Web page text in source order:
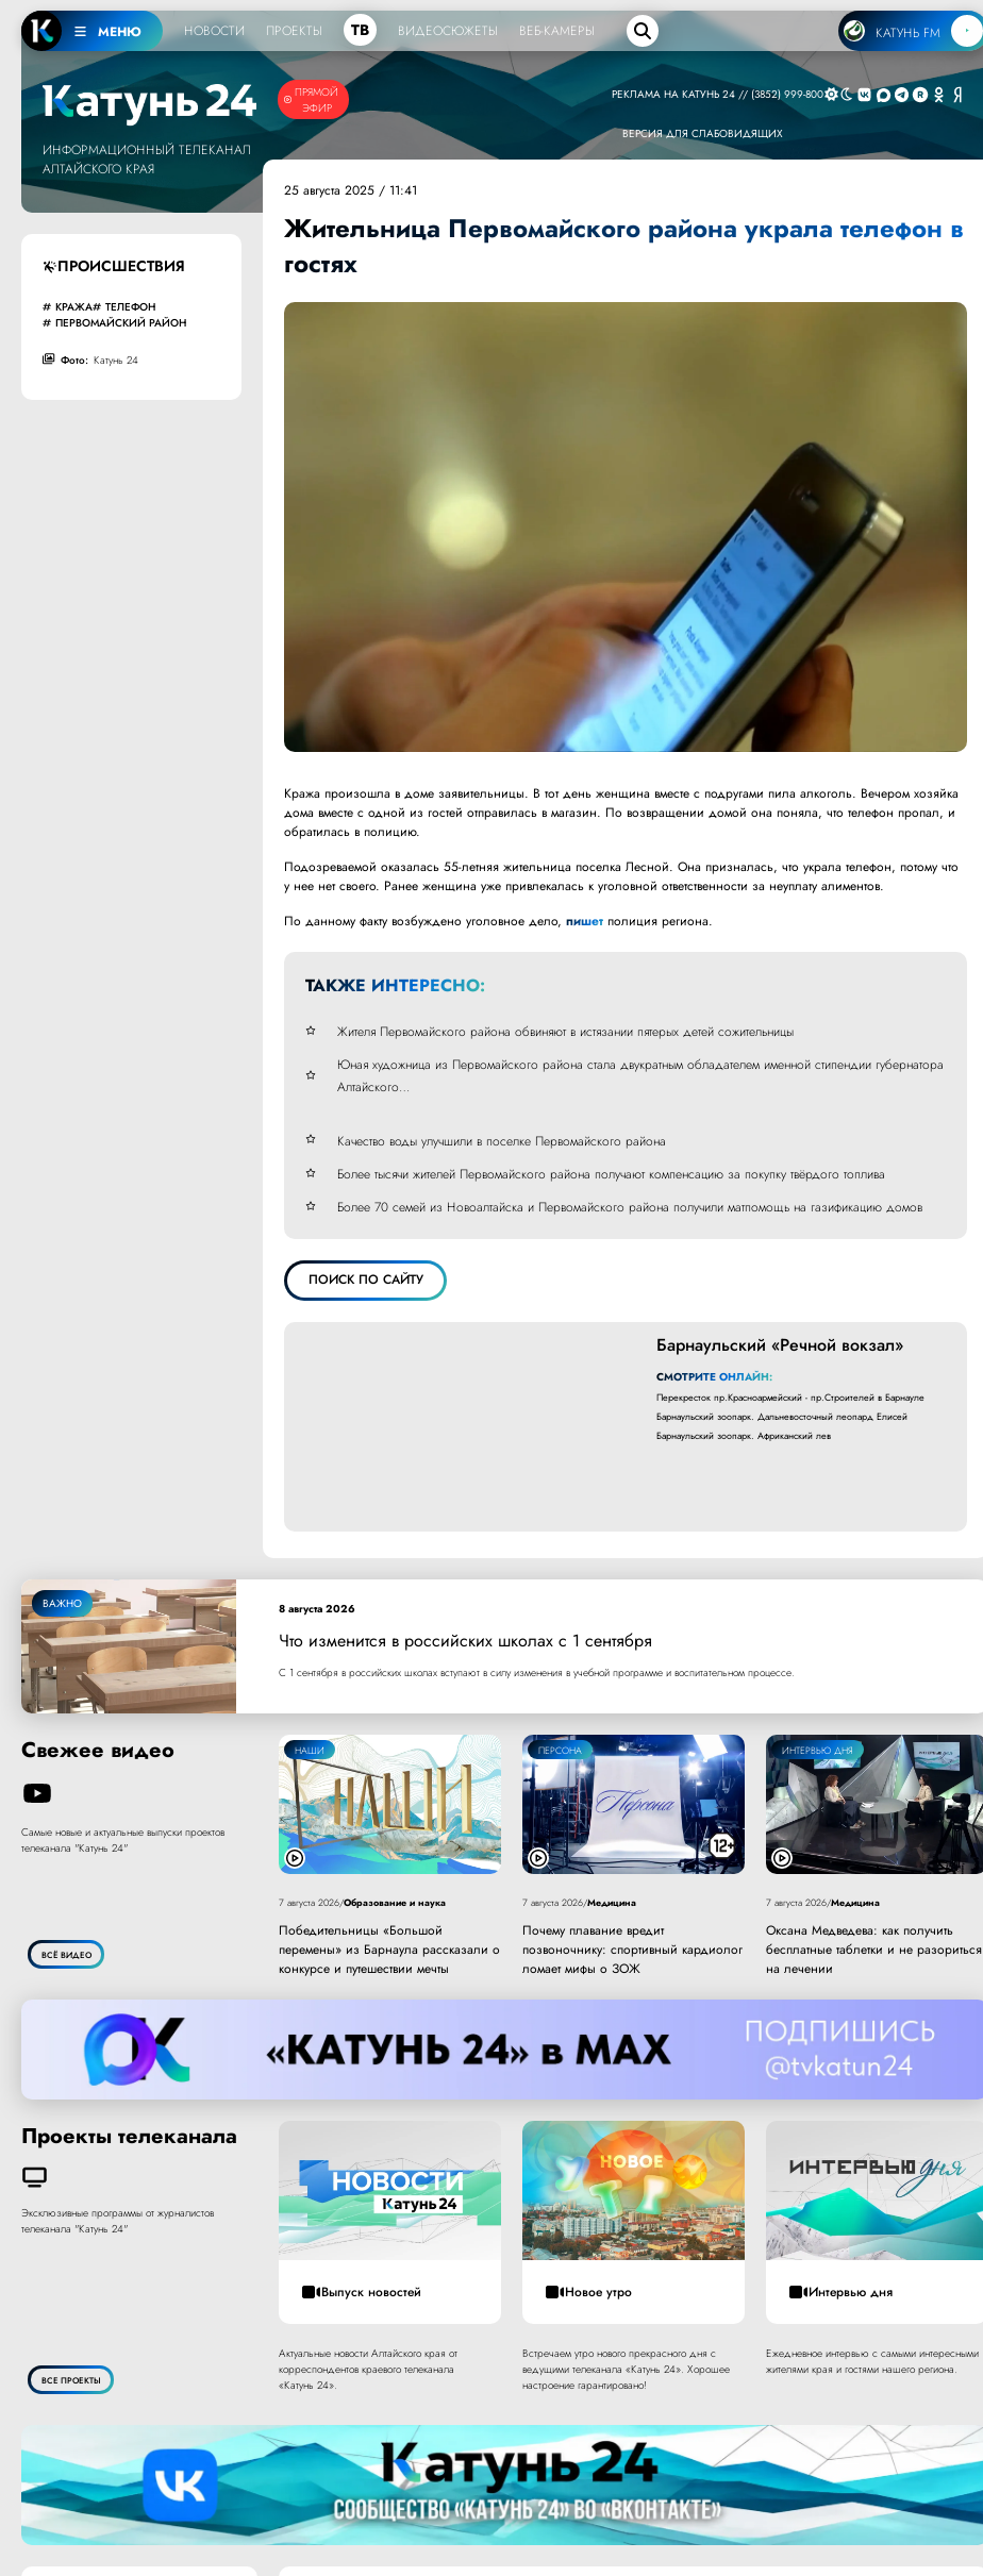
МЕНЮ НОВОСТИ ПРОЕКТЫ ТВ ВИДЕОСЮЖЕТЫ ВЕБ-КАМЕРЫ КАТУНЬ FM
ПРЯМОЙ
ЭФИР
ИНФОРМАЦИОННЫЙ ТЕЛЕКАНАЛ
АЛТАЙСКОГО КРАЯ
РЕКЛАМА НА КАТУНЬ 24 // (3852) 999-800
ВЕРСИЯ ДЛЯ СЛАБОВИДЯЩИХ
ПРОИСШЕСТВИЯ
КРАЖА
ТЕЛЕФОН
ПЕРВОМАЙСКИЙ РАЙОН
Фото: Катунь 24
25 августа 2025 / 11:41
Жительница Первомайского района украла телефон в
гостях
Кража произошла в доме заявительницы. В тот день женщина вместе с подругами пила алкоголь. Вечером хозяйка
дома вместе с одной из гостей отправилась в магазин. По возвращении домой она поняла, что телефон пропал, и
обратилась в полицию.
Подозреваемой оказалась 55-летняя жительница поселка Лесной. Она призналась, что украла телефон, потому что
у нее нет своего. Ранее женщина уже привлекалась к уголовной ответственности за неуплату алиментов.
По данному факту возбуждено уголовное дело,пишет полиция региона.
ТАКЖЕ ИНТЕРЕСНО:
Жителя Первомайского района обвиняют в истязании пятерых детей сожительницы
Юная художница из Первомайского района стала двукратным обладателем именной стипендии губернатора
Алтайского…
Качество воды улучшили в поселке Первомайского района
Более тысячи жителей Первомайского района получают компенсацию за покупку твёрдого топлива
Более 70 семей из Новоалтайска и Первомайского района получили матпомощь на газификацию домов
ПОИСК ПО САЙТУ
Барнаульский «Речной вокзал»
СМОТРИТЕ ОНЛАЙН:
Перекресток пр.Красноармейский - пр.Строителей в Барнауле
Барнаульский зоопарк. Дальневосточный леопард Елисей
Барнаульский зоопарк. Африканский лев
ВАЖНО 8 августа 2026
Что изменится в российских школах с 1 сентября
С 1 сентября в российских школах вступают в силу изменения в учебной программе и воспитательном процессе.
Свежее видео
Самые новые и актуальные выпуски проектов
телеканала "Катунь 24"
ВСЁ ВИДЕО
НАШИ
7 августа 2026/Образование и наука
Победительницы «Большой
перемены» из Барнаула рассказали о
конкурсе и путешествии мечты
ПЕРСОНА
7 августа 2026/Медицина
Почему плавание вредит
позвоночнику: спортивный кардиолог
ломает мифы о ЗОЖ
ИНТЕРВЬЮ ДНЯ
7 августа 2026/Медицина
Оксана Медведева: как получить
бесплатные таблетки и не разориться
на лечении
Проекты телеканала
Эксклюзивные программы от журналистов
телеканала "Катунь 24"
ВСЕ ПРОЕКТЫ
Выпуск новостей
Актуальные новости Алтайского края от
корреспондентов краевого телеканала
«Катунь 24».
Новое утро
Встречаем утро нового прекрасного дня с
ведущими телеканала «Катунь 24». Хорошее
настроение гарантировано!
Интервью дня
Ежедневное интервью с самыми интересными
жителями края и гостями нашего региона.